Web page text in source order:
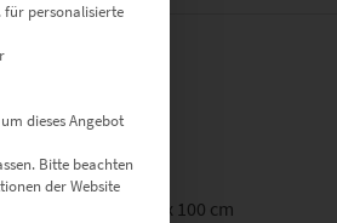
135 x 90 cm, 150 x 100 cm
für personalisierte
dieses Angebot
Bitte beachten
der Website